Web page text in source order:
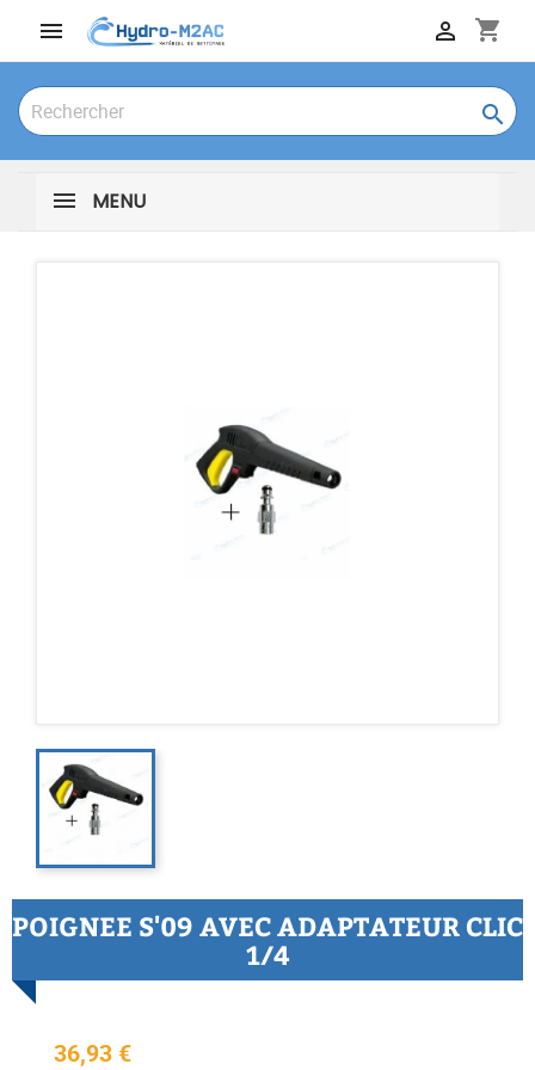
 shopping_cart


MENU
POIGNEE S'09 AVEC ADAPTATEUR CLIC
1/4
36,93 €